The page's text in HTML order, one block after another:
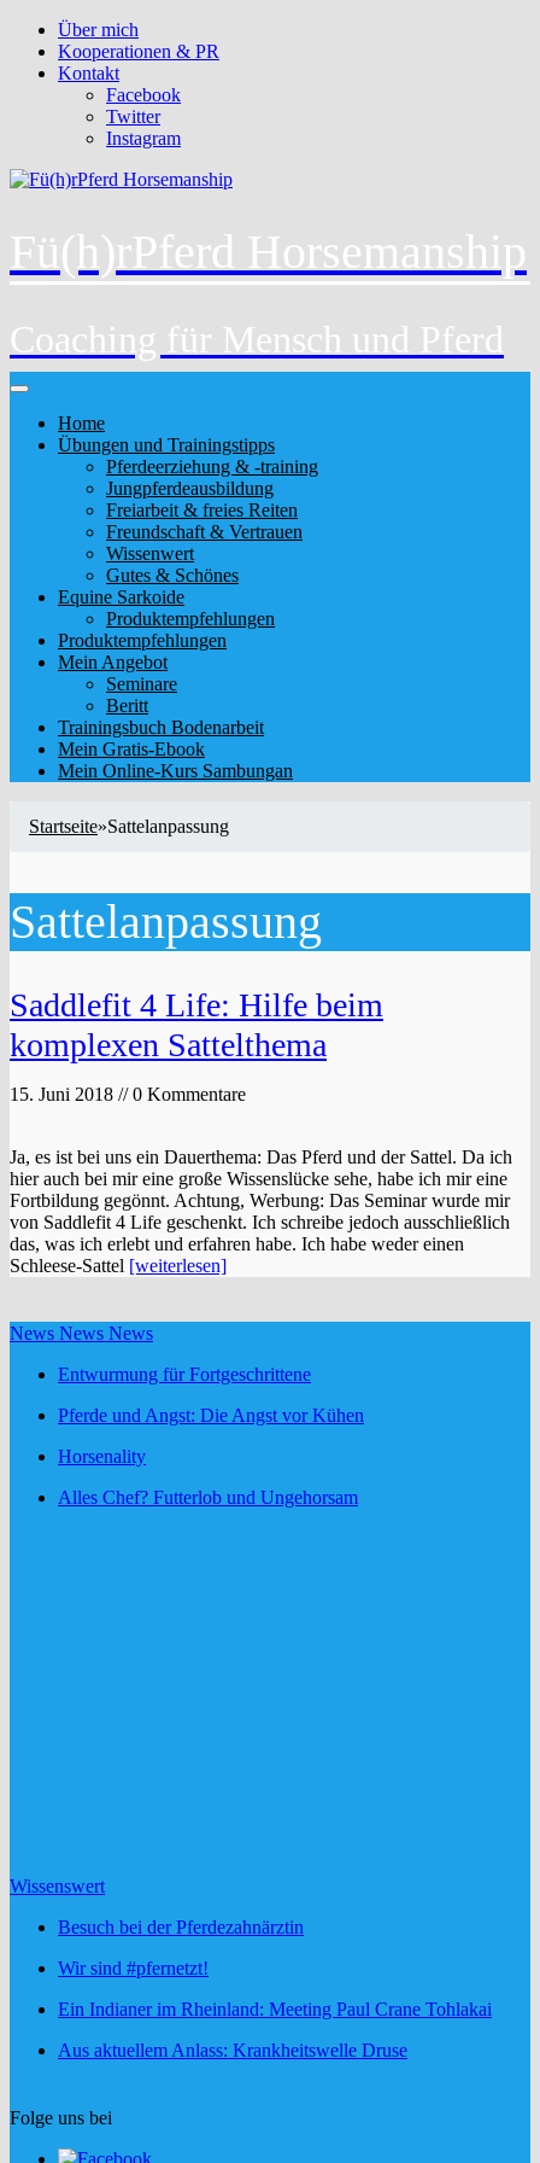
Über mich
Kooperationen & PR
Kontakt
Facebook
Twitter
Instagram
Fü(h)rPferd Horsemanship
Coaching für Mensch und Pferd
Home
Übungen und Trainingstipps
Pferdeerziehung & -training
Jungpferdeausbildung
Freiarbeit & freies Reiten
Freundschaft & Vertrauen
Wissenwert
Gutes & Schönes
Equine Sarkoide
Produktempfehlungen
Produktempfehlungen
Mein Angebot
Seminare
Beritt
Trainingsbuch Bodenarbeit
Mein Gratis-Ebook
Mein Online-Kurs Sambungan
Startseite»Sattelanpassung
Sattelanpassung
Saddlefit 4 Life: Hilfe beim
komplexen Sattelthema
15. Juni 2018 // 0 Kommentare
Ja, es ist bei uns ein Dauerthema: Das Pferd und der Sattel. Da ich
hier auch bei mir eine große Wissenslücke sehe, habe ich mir eine
Fortbildung gegönnt. Achtung, Werbung: Das Seminar wurde mir
von Saddlefit 4 Life geschenkt. Ich schreibe jedoch ausschließlich
das, was ich erlebt und erfahren habe. Ich habe weder einen
Schleese-Sattel [weiterlesen]
News News News
Entwurmung für Fortgeschrittene
Pferde und Angst: Die Angst vor Kühen
Horsenality
Alles Chef? Futterlob und Ungehorsam
Wissenswert
Besuch bei der Pferdezahnärztin
Wir sind #pfernetzt!
Ein Indianer im Rheinland: Meeting Paul Crane Tohlakai
Aus aktuellem Anlass: Krankheitswelle Druse
Folge uns bei